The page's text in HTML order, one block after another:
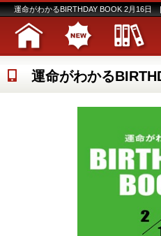
運命がわかるBIRTHDAY BOOK 2月16
運命がわかる